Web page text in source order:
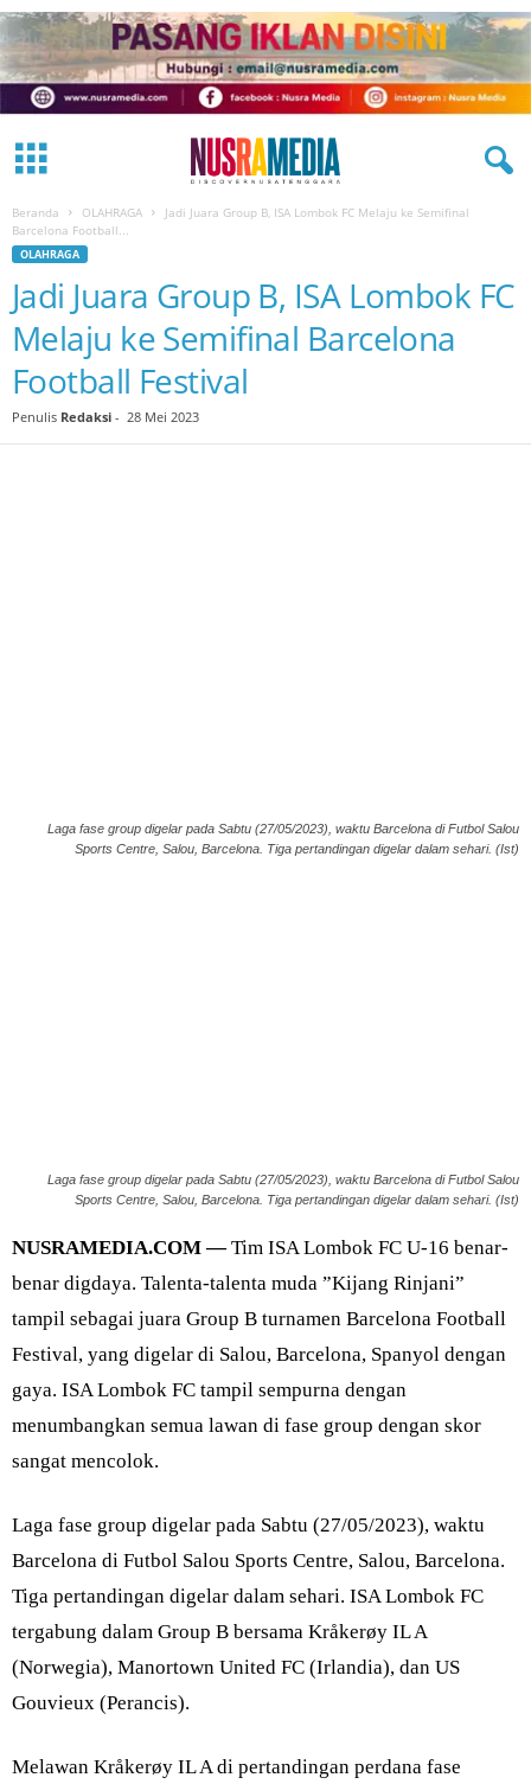
Beranda OLAHRAGA
Jadi Juara Group B, ISA Lombok FC Melaju ke Semifinal
Barcelona Football...
OLAHRAGA
Jadi Juara Group B, ISA Lombok FC
Melaju ke Semifinal Barcelona
Football Festival
Penulis Redaksi - 28 Mei 2023
Laga fase group digelar pada Sabtu (27/05/2023), waktu Barcelona di Futbol Salou
Sports Centre, Salou, Barcelona. Tiga pertandingan digelar dalam sehari. (Ist)
Laga fase group digelar pada Sabtu (27/05/2023), waktu Barcelona di Futbol Salou
Sports Centre, Salou, Barcelona. Tiga pertandingan digelar dalam sehari. (Ist)
NUSRAMEDIA.COM —Tim ISA Lombok FC U-16 benar-
benar digdaya. Talenta-talenta muda ”Kijang Rinjani”
tampil sebagai juara Group B turnamen Barcelona Football
Festival, yang digelar di Salou, Barcelona, Spanyol dengan
gaya. ISA Lombok FC tampil sempurna dengan
menumbangkan semua lawan di fase group dengan skor
sangat mencolok.
Laga fase group digelar pada Sabtu (27/05/2023), waktu
Barcelona di Futbol Salou Sports Centre, Salou, Barcelona.
Tiga pertandingan digelar dalam sehari. ISA Lombok FC
tergabung dalam Group B bersama Kråkerøy IL A
(Norwegia), Manortown United FC (Irlandia), dan US
Gouvieux (Perancis).
Melawan Kråkerøy IL A di pertandingan perdana fase